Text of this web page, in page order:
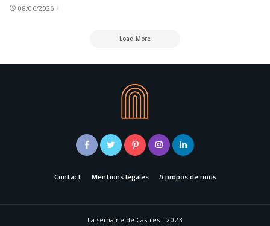
08/06/2026
Load More
Contact Mentions légales A propos de nous
La semaine de Castres - 2023